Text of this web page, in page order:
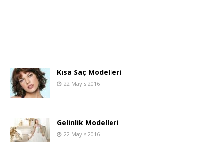
Kısa Saç Modelleri
22 Mayıs 2016
Gelinlik Modelleri
22 Mayıs 2016